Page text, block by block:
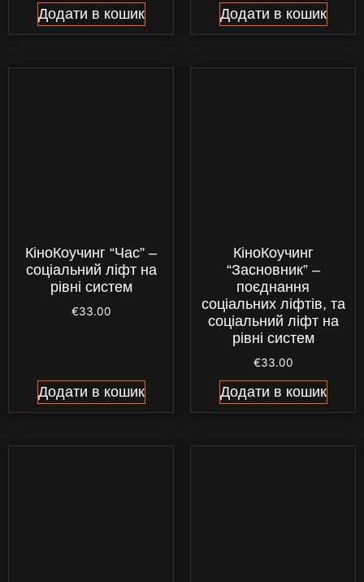
Додати в кошик Додати в кошик
КіноКоучинг “Час” –
соціальний ліфт на
рівні систем
€33.00
Додати в кошик
КіноКоучинг
“Засновник” –
поєднання
соціальних ліфтів, та
соціальний ліфт на
рівні систем
€33.00
Додати в кошик